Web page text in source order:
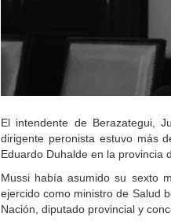
El intendente de Berazategui,
dirigente peronista estuvo más
Eduardo Duhalde en la provincia
Mussi había asumido su sexto
ejercido como ministro de Salud
Nación, diputado provincial y